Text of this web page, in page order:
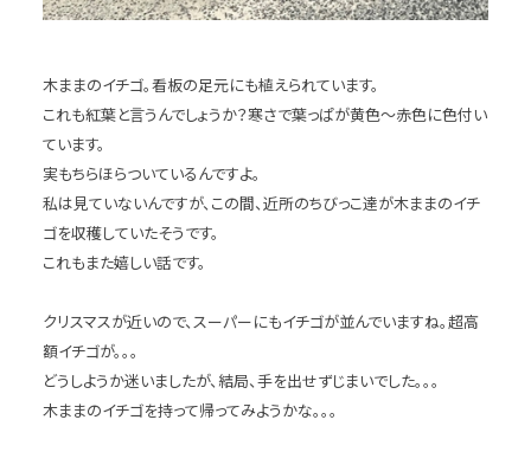
木ままのイチゴ。看板の足元にも植えられています。
これも紅葉と言うんでしょうか？寒さで葉っぱが黄色～赤色に色付い
ています。
実もちらほらついているんですよ。
私は見ていないんですが、この間、近所のちびっこ達が木ままのイチ
ゴを収穫していたそうです。
これもまた嬉しい話です。
クリスマスが近いので、スーパーにもイチゴが並んでいますね。超高
額イチゴが。。。
どうしようか迷いましたが、結局、手を出せずじまいでした。。。
木ままのイチゴを持って帰ってみようかな。。。